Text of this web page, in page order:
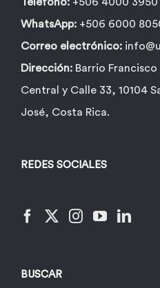
WhatsApp: +506 6000
Correo electrónico:
Dirección: Barrio
Central y Calle 33, 10104
José, Costa Rica.
REDES SOCIALES
BUSCAR